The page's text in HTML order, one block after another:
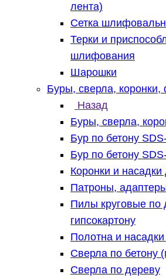
лента)
Сетка
Терки и
шлифования
Шарошки
Буры, сверла, коронки,
Назад
Буры, сверла,
Бур по бетону
Бур по бетону
Коронки и
Патроны,
Пилы круговые по
гипсокартону
Полотна и
Сверла по бетону
Сверла по дереву